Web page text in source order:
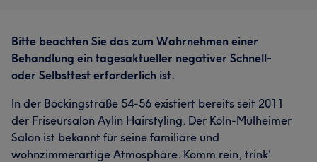
Bitte beachten Sie das zum Wahrnehmen einer
Behandlung ein tagesaktueller negativer Schnell-
oder Selbsttest erforderlich ist.
In der Böckingstraße 54-56 existiert bereits seit 2011
der Friseursalon Aylin Hairstyling. Der Köln-Mülheimer
Salon ist bekannt für seine familiäre und
wohnzimmerartige Atmosphäre. Komm rein, trink'